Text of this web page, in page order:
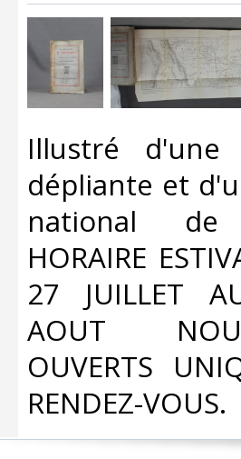
‎Illustré d'une
dépliante et
national de
HORAIRE
27 JUILLET
AOUT
OUVERTS
RENDEZ-VOUS.‎